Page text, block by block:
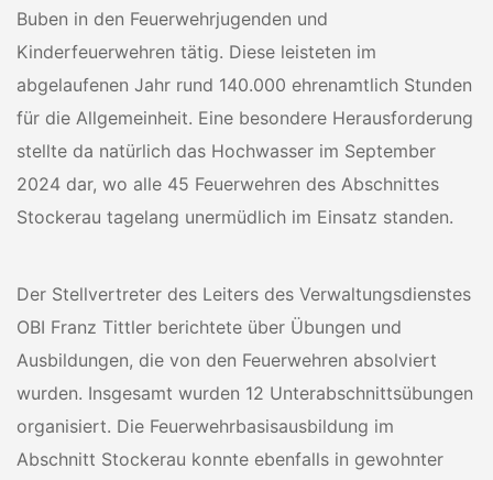
Buben in den Feuerwehrjugenden und
Kinderfeuerwehren tätig. Diese leisteten im
abgelaufenen Jahr rund 140.000 ehrenamtlich Stunden
für die Allgemeinheit. Eine besondere Herausforderung
stellte da natürlich das Hochwasser im September
2024 dar, wo alle 45 Feuerwehren des Abschnittes
Stockerau tagelang unermüdlich im Einsatz standen.
Der Stellvertreter des Leiters des Verwaltungsdienstes
OBI Franz Tittler berichtete über Übungen und
Ausbildungen, die von den Feuerwehren absolviert
wurden. Insgesamt wurden 12 Unterabschnittsübungen
organisiert. Die Feuerwehrbasisausbildung im
Abschnitt Stockerau konnte ebenfalls in gewohnter